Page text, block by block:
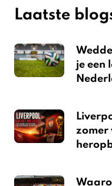
Laatste
je een
zomer